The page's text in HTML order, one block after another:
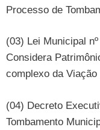
Processo de
(03) Lei Municipal
Considera
complexo da
(04) Decreto
Tombamento